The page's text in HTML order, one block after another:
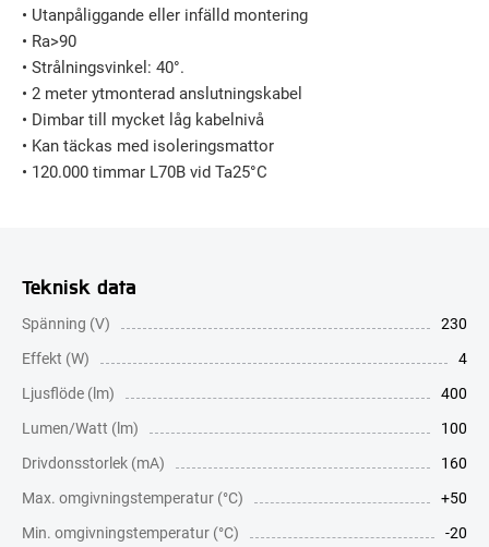
• Utanpåliggande eller infälld montering
• Ra>90
• Strålningsvinkel: 40°.
• 2 meter ytmonterad anslutningskabel
• Dimbar till mycket låg kabelnivå
• Kan täckas med isoleringsmattor
• 120.000 timmar L70B vid Ta25°C
Teknisk data
Spänning (V)
230
Effekt (W)
4
Ljusflöde (lm)
400
Lumen/Watt (lm)
100
Drivdonsstorlek (mA)
160
Max. omgivningstemperatur (°C)
+50
Min. omgivningstemperatur (°C)
-20